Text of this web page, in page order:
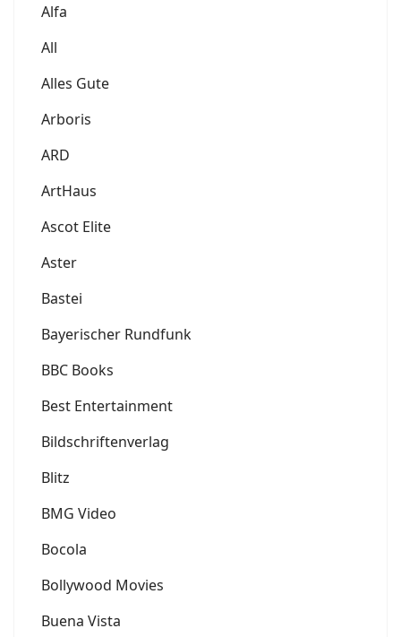
Alfa
All
Alles Gute
Arboris
ARD
ArtHaus
Ascot Elite
Aster
Bastei
Bayerischer Rundfunk
BBC Books
Best Entertainment
Bildschriftenverlag
Blitz
BMG Video
Bocola
Bollywood Movies
Buena Vista